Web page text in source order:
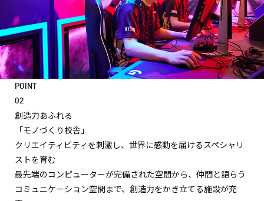
POINT
02
創造力あふれる
「モノづくり校舎」
クリエイティビティを刺激し、 世界に感動を届けるスペシャリ
ストを育む
最先端のコンピューターが完備された空間から、 仲間と語らう
コミュニケーション空間まで、 創造力をかき立てる施設が充